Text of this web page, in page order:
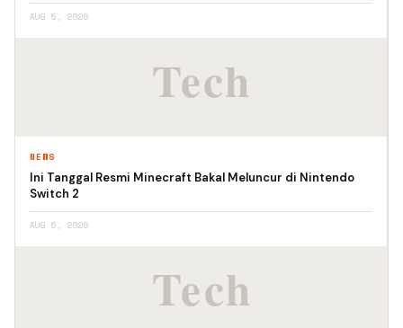
AUG 5, 2026
NEWS
Ini Tanggal Resmi Minecraft Bakal Meluncur di Nintendo
Switch 2
AUG 6, 2026